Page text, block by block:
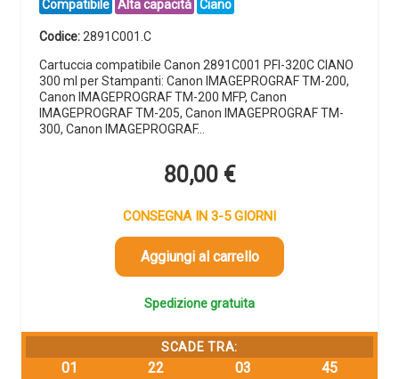
Compatibile Alta capacità Ciano
Codice: 2891C001.C
Cartuccia compatibile Canon 2891C001 PFI-320C CIANO
300 ml per Stampanti: Canon IMAGEPROGRAF TM-200,
Canon IMAGEPROGRAF TM-200 MFP, Canon
IMAGEPROGRAF TM-205, Canon IMAGEPROGRAF TM-
300, Canon IMAGEPROGRAF…
80,00 €
CONSEGNA IN 3-5 GIORNI
Aggiungi al carrello
Spedizione gratuita
SCADE TRA:
01 22 03 44